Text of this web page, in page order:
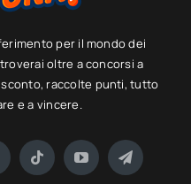
per il mondo dei
oltre a concorsi a
sconto, raccolte punti, tutto
e a vincere.